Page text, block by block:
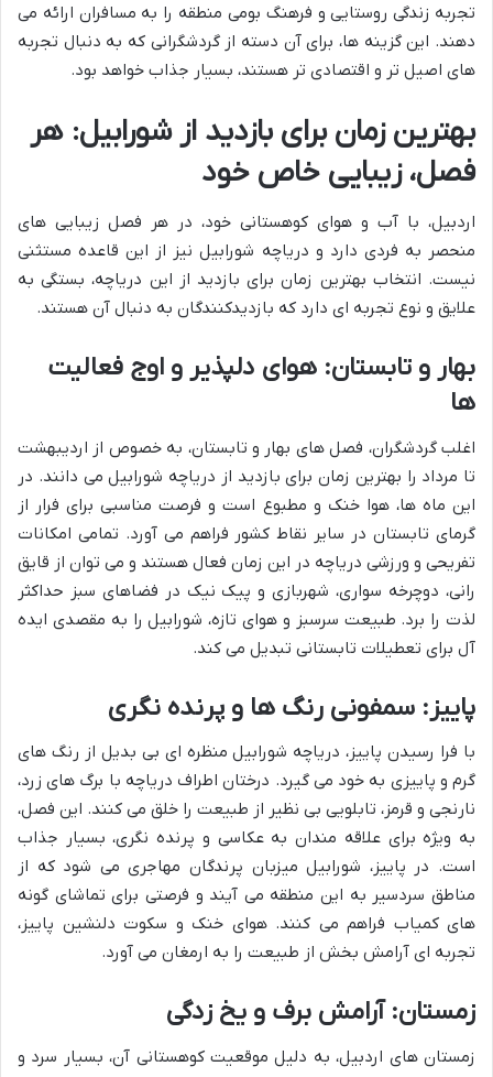
تجربه زندگی روستایی و فرهنگ بومی منطقه را به مسافران ارائه می
دهند. این گزینه ها، برای آن دسته از گردشگرانی که به دنبال تجربه
های اصیل تر و اقتصادی تر هستند، بسیار جذاب خواهد بود.
بهترین زمان برای بازدید از شورابیل: هر
فصل، زیبایی خاص خود
اردبیل، با آب و هوای کوهستانی خود، در هر فصل زیبایی های
منحصر به فردی دارد و دریاچه شورابیل نیز از این قاعده مستثنی
نیست. انتخاب بهترین زمان برای بازدید از این دریاچه، بستگی به
علایق و نوع تجربه ای دارد که بازدیدکنندگان به دنبال آن هستند.
بهار و تابستان: هوای دلپذیر و اوج فعالیت
ها
اغلب گردشگران، فصل های بهار و تابستان، به خصوص از اردیبهشت
تا مرداد را بهترین زمان برای بازدید از دریاچه شورابیل می دانند. در
این ماه ها، هوا خنک و مطبوع است و فرصت مناسبی برای فرار از
گرمای تابستان در سایر نقاط کشور فراهم می آورد. تمامی امکانات
تفریحی و ورزشی دریاچه در این زمان فعال هستند و می توان از قایق
رانی، دوچرخه سواری، شهربازی و پیک نیک در فضاهای سبز حداکثر
لذت را برد. طبیعت سرسبز و هوای تازه، شورابیل را به مقصدی ایده
آل برای تعطیلات تابستانی تبدیل می کند.
پاییز: سمفونی رنگ ها و پرنده نگری
با فرا رسیدن پاییز، دریاچه شورابیل منظره ای بی بدیل از رنگ های
گرم و پاییزی به خود می گیرد. درختان اطراف دریاچه با برگ های زرد،
نارنجی و قرمز، تابلویی بی نظیر از طبیعت را خلق می کنند. این فصل،
به ویژه برای علاقه مندان به عکاسی و پرنده نگری، بسیار جذاب
است. در پاییز، شورابیل میزبان پرندگان مهاجری می شود که از
مناطق سردسیر به این منطقه می آیند و فرصتی برای تماشای گونه
های کمیاب فراهم می کنند. هوای خنک و سکوت دلنشین پاییز،
تجربه ای آرامش بخش از طبیعت را به ارمغان می آورد.
زمستان: آرامش برف و یخ زدگی
زمستان های اردبیل، به دلیل موقعیت کوهستانی آن، بسیار سرد و